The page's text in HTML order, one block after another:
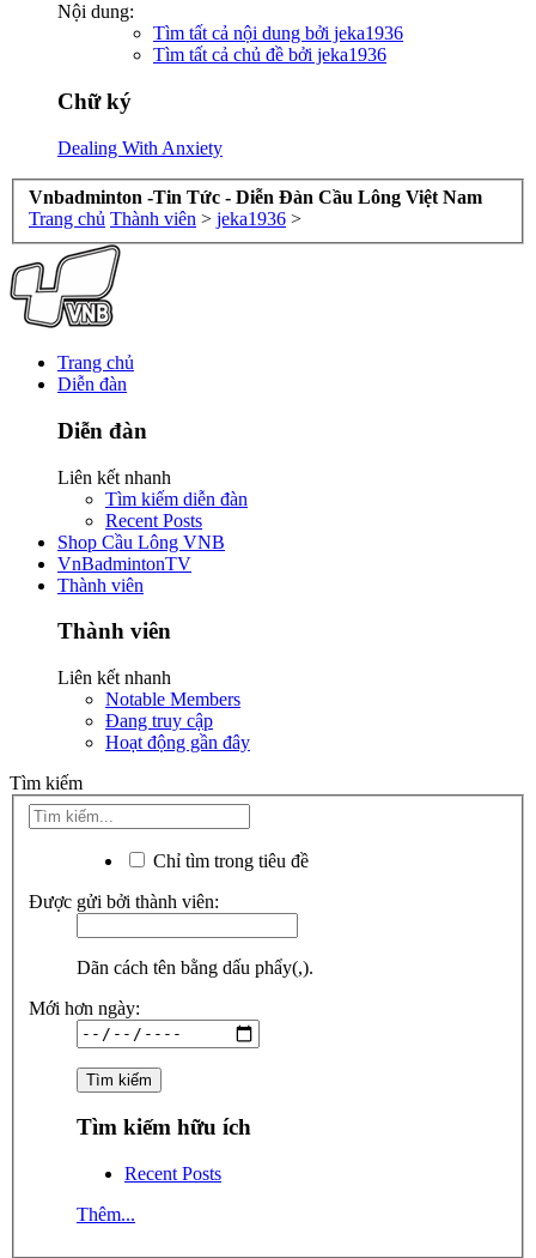
Nội dung:
Tìm tất cả nội dung bởi jeka1936
Tìm tất cả chủ đề bởi jeka1936
Chữ ký
Dealing With Anxiety
Vnbadminton -Tin Tức - Diễn Đàn Cầu Lông Việt Nam
Trang chủ Thành viên > jeka1936 >
Trang chủ
Diễn đàn
Diễn đàn
Liên kết nhanh
Tìm kiếm diễn đàn
Recent Posts
Shop Cầu Lông VNB
VnBadmintonTV
Thành viên
Thành viên
Liên kết nhanh
Notable Members
Đang truy cập
Hoạt động gần đây
Tìm kiếm
Chỉ tìm trong tiêu đề
Được gửi bởi thành viên:
Dãn cách tên bằng dấu phẩy(,).
Mới hơn ngày:
Tìm kiếm hữu ích
Recent Posts
Thêm...